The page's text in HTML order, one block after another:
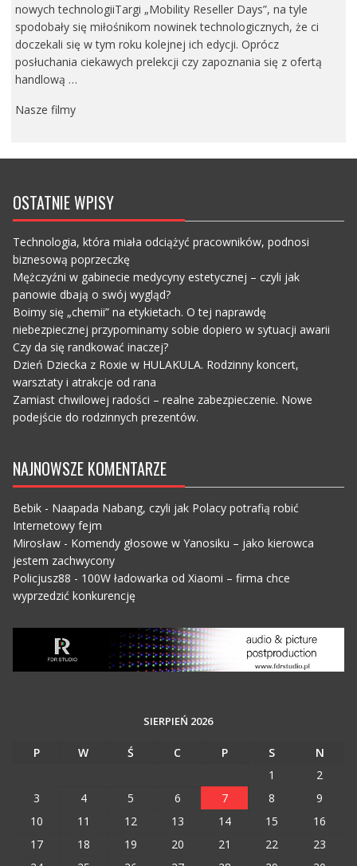
nowych technologiiTargi „Mobility Reseller Days”, na tyle
spodobały się miłośnikom nowinek technologicznych, że ci
doczekali się w tym roku kolejnej ich edycji. Oprócz
posłuchania ciekawych prelekcji czy zapoznania się z ofertą
handlową …
Nasze filmy
OSTATNIE WPISY
Technologia, która miała odciążyć pracowników, podnosi
biznesową poprzeczkę
Mężczyźni w gabinecie medycyny estetycznej – czyli jak
panowie dbają o swój wygląd?
Boimy się „chemii” na etykietach. O tej naprawdę
niebezpiecznej przypominamy sobie dopiero w sytuacji awarii
Czy da się randkować inaczej?
Dzień Dziecka z Roxie w HULAKULA. Rodzinny koncert,
warsztaty i atrakcje od rana
Zamiast chwilowej radości – realne zabezpieczenie. Nowe
podejście do rodzinnych prezentów.
NAJNOWSZE KOMENTARZE
Bebik- Naapada Nabang, czyli jak Polacy potrafią robić
Internetowy fejm
Mirosław- Komendy głosowe w Yanosiku – jako kierowca
jestem zachwycony
Policjusz88 - 100W ładowarka od Xiaomi – firma chce
wyprzedzić konkurencję
SIERPIEŃ 2026
P W Ś C P S
N
1
2
3
4 5 6 7 8
9
10
11 12 13 14 15
16
17
18 19 20 21 22
23